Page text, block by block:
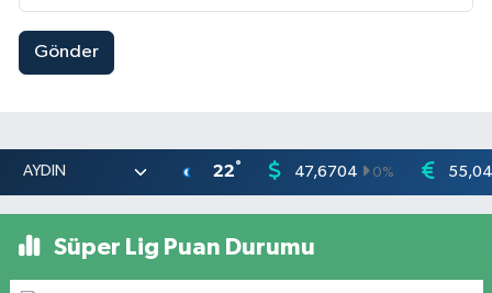
Gönder
22° 47,6704 0%
Süper Lig Puan Durumu